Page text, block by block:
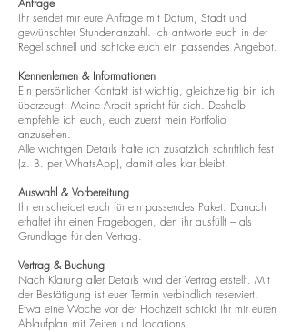
Anfrage
Ihr sendet mir eure Anfrage mit Datum, Stadt und
gewünschter Stundenanzahl. Ich antworte euch in der
Regel schnell und schicke euch ein passendes Angebot.
Kennenlernen & Informationen
Ein persönlicher Kontakt ist wichtig, gleichzeitig bin ich
überzeugt: Meine Arbeit spricht für sich. Deshalb
empfehle ich euch, euch zuerst mein Portfolio
anzusehen.
Alle wichtigen Details halte ich zusätzlich schriftlich fest
(z. B. per WhatsApp), damit alles klar bleibt.
Auswahl & Vorbereitung
Ihr entscheidet euch für ein passendes Paket. Danach
erhaltet ihr einen Fragebogen, den ihr ausfüllt – als
Grundlage für den Vertrag.
Vertrag & Buchung
Nach Klärung aller Details wird der Vertrag erstellt. Mit
der Bestätigung ist euer Termin verbindlich reserviert.
Etwa eine Woche vor der Hochzeit schickt ihr mir euren
Ablaufplan mit Zeiten und Locations.